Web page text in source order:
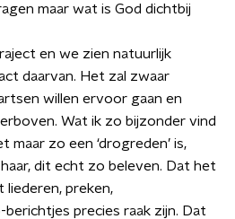
maar wat is God dichtbij
en we zien natuurlijk
daarvan. Het zal zwaar
willen ervoor gaan en
Wat ik zo bijzonder vind
maar zo een ‘drogreden’ is,
dit echt zo beleven. Dat het
liederen, preken,
precies raak zijn. Dat